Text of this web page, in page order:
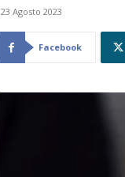
23 Agosto 2023
Facebook